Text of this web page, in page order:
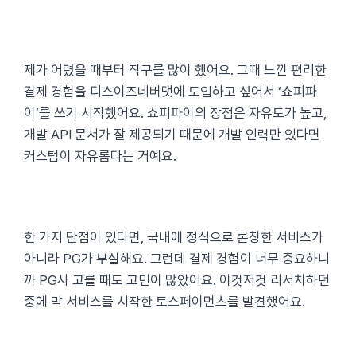
제가 어렸을 때부터 직구를 많이 했어요. 그때 느낀 편리한
결제 경험을 디스이즈네버댓에 도입하고 싶어서 ‘쇼피파
이’를 쓰기 시작했어요. 쇼피파이의 장점은 자유도가 높고,
개발 API 문서가 잘 제공되기 때문에 개발 인력만 있다면
커스텀이 자유롭다는 거예요.
한 가지 단점이 있다면, 국내에 정식으로 론칭한 서비스가
아니라 PG가 부실해요. 그런데 결제 경험이 너무 중요하니
까 PG사 고를 때도 고민이 많았어요. 이것저것 리서치하던
중에 막 서비스를 시작한 토스페이먼츠를 발견했어요.